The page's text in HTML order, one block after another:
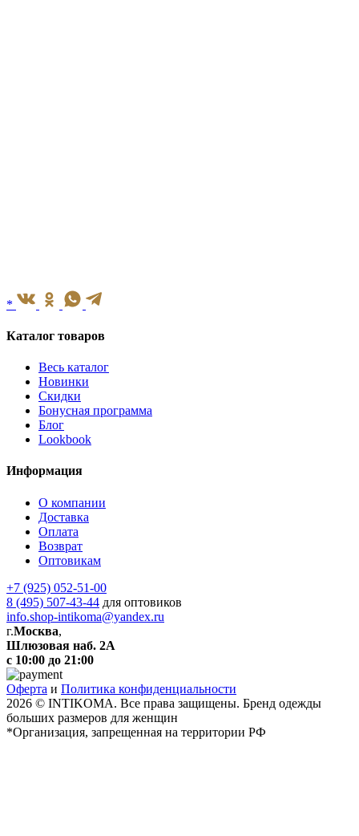
*
Каталог товаров
Весь каталог
Новинки
Скидки
Бонусная программа
Блог
Lookbook
Информация
О компании
Доставка
Оплата
Возврат
Оптовикам
+7 (925) 052-51-00
8 (495) 507-43-44 для оптовиков
info.shop-intikoma@yandex.ru
г.Москва,
Шлюзовая наб. 2А
с 10:00 до 21:00
Оферта и Политика конфиденциальности
2026 © INTIKOMA. Все права защищены. Бренд одежды
больших размеров для женщин
*Организация, запрещенная на территории РФ